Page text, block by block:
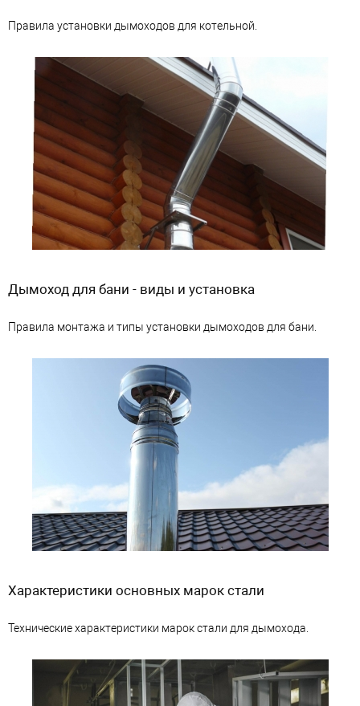
Правила установки дымоходов для котельной.
Дымоход для бани - виды и установка
Правила монтажа и типы установки дымоходов для бани.
Характеристики основных марок стали
Технические характеристики марок стали для дымохода.